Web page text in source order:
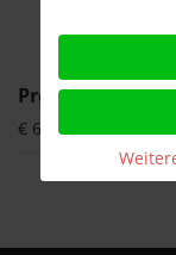
Preis per Liter
€ 6,50